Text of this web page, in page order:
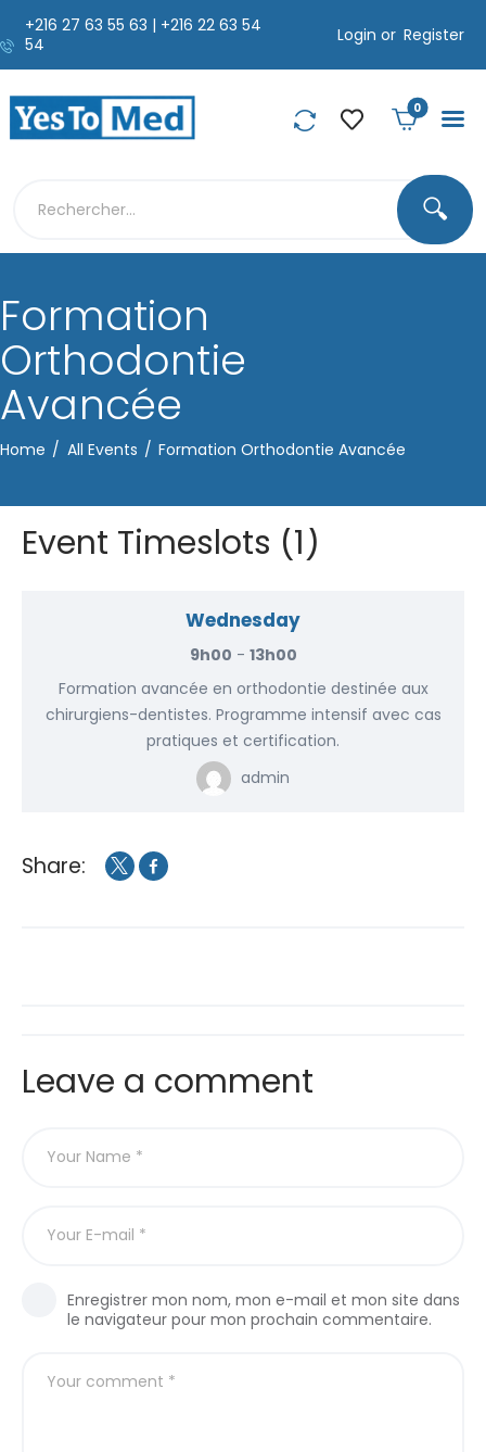
+216 27 63 55 63 | +216 22 63 54
54
Login or Register
0
🔍
Formation
Orthodontie
Avancée
Home All Events Formation Orthodontie Avancée
Event Timeslots (1)
Wednesday
9h00 - 13h00
Formation avancée en orthodontie destinée aux
chirurgiens-dentistes. Programme intensif avec cas
pratiques et certification.
admin
Share:
Leave a comment
Enregistrer mon nom, mon e-mail et mon site dans
le navigateur pour mon prochain commentaire.